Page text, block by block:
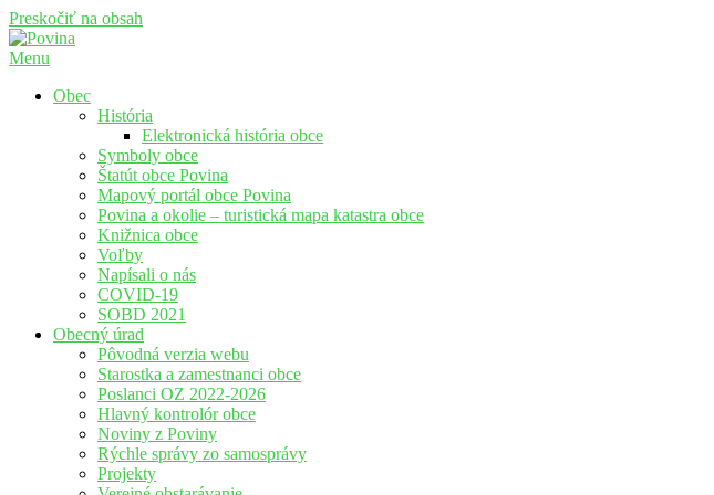
Preskočiť na obsah
Menu
Obec
História
Elektronická história obce
Symboly obce
Štatút obce Povina
Mapový portál obce Povina
Povina a okolie – turistická mapa katastra obce
Knižnica obce
Voľby
Napísali o nás
COVID-19
SOBD 2021
Obecný úrad
Pôvodná verzia webu
Starostka a zamestnanci obce
Poslanci OZ 2022-2026
Hlavný kontrolór obce
Noviny z Poviny
Rýchle správy zo samosprávy
Projekty